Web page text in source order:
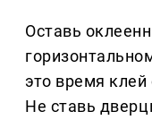
Оставь
это время клей
Не ставь